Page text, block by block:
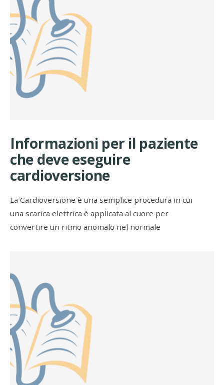
Informazioni per il paziente
che deve eseguire
cardioversione
La Cardioversione è una semplice procedura in cui
una scarica elettrica è applicata al cuore per
convertire un ritmo anomalo nel normale